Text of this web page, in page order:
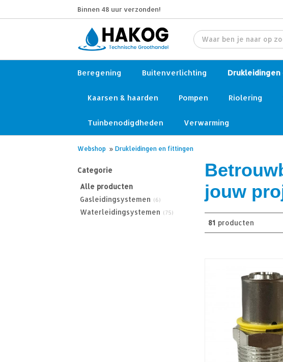
Binnen 48 uur verzonden!
Beregening Buitenverlichting
Kaarsen & haarden Pompen Riolering
Tuinbenodigdheden Verwarming
Webshop » Drukleidingen en fittingen
Categorie
Alle producten
Gasleidingsystemen (6)
Waterleidingsystemen (75)
jouw
81 producten